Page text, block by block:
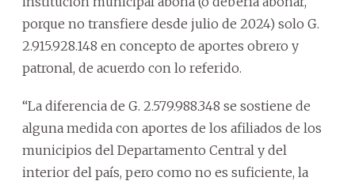
porque no transfiere desde julio de 2024) solo G.
2.915.928.148 en concepto de aportes obrero y
patronal, de acuerdo con lo referido.
“La diferencia de G. 2.579.988.348 se sostiene de
alguna medida con aportes de los afiliados de los
municipios del Departamento Central y del
interior del país, pero como no es suficiente, la